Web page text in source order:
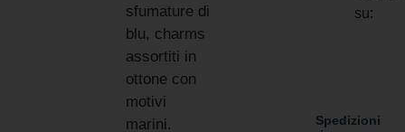
sfumature di
blu, charms
assortiti in
ottone con
motivi
marini.
Spedizioni
su: